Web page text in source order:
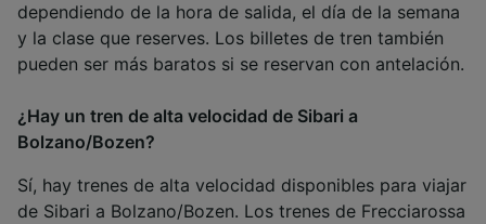
dependiendo de la hora de salida, el día de la semana
y la clase que reserves. Los billetes de tren también
pueden ser más baratos si se reservan con antelación.
¿Hay un tren de alta velocidad de Sibari a
Bolzano/Bozen?
Sí, hay trenes de alta velocidad disponibles para viajar
de Sibari a Bolzano/Bozen. Los trenes de Frecciarossa